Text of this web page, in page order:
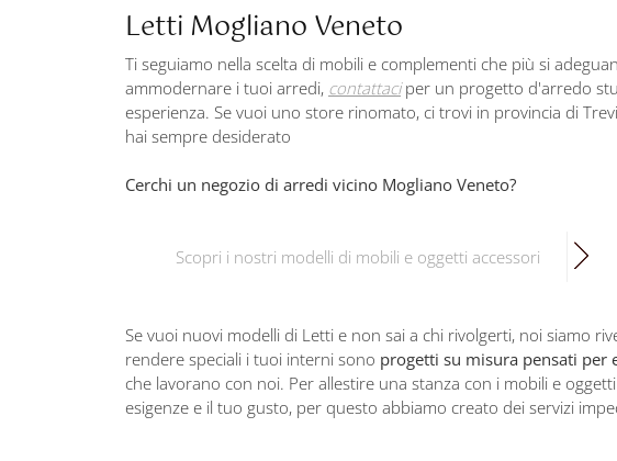
Letti Mogliano Veneto
Ti seguiamo nella scelta di mobili e complementi che più si
ammodernare i tuoi arredi, contattaciper un progetto d'arredo
esperienza. Se vuoi uno store rinomato, ci trovi in provincia di
hai sempre desiderato
Cerchi un negozio di arredi vicino Mogliano Veneto?
Scopri i nostri modelli di mobili e oggetti accessori
Se vuoi nuovi modelli di Letti e non sai a chi rivolgerti, noi siamo
rendere speciali i tuoi interni sono progetti su misura pensati per
che lavorano con noi. Per allestire una stanza con i mobili e
esigenze e il tuo gusto, per questo abbiamo creato dei servizi